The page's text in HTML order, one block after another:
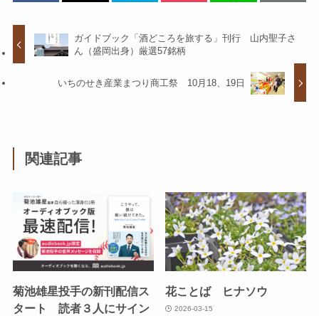
ガイドブック「酒どころを旅する」刊行 山内聖子さ
ん（盛岡出身）厳選57銘柄
いちのせき産業まつり商工祭 10月18、19日
関連記事
菊池雄星投手の新刊配信ス
タート 読者３人にサイン
花ことば ヒナソウ
2026-03-15